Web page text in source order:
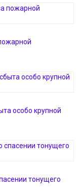
особо крупной
тонущего